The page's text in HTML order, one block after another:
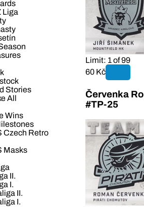
Liga
Stories
All
Wins
Czech Retro
Masks
II.
I.
II.
I.
Limit: 1 of 99
60 Kč
Červenka
#TP-25